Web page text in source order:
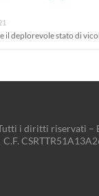
il deplorevole stato di
i diritti riservati –
C.F.